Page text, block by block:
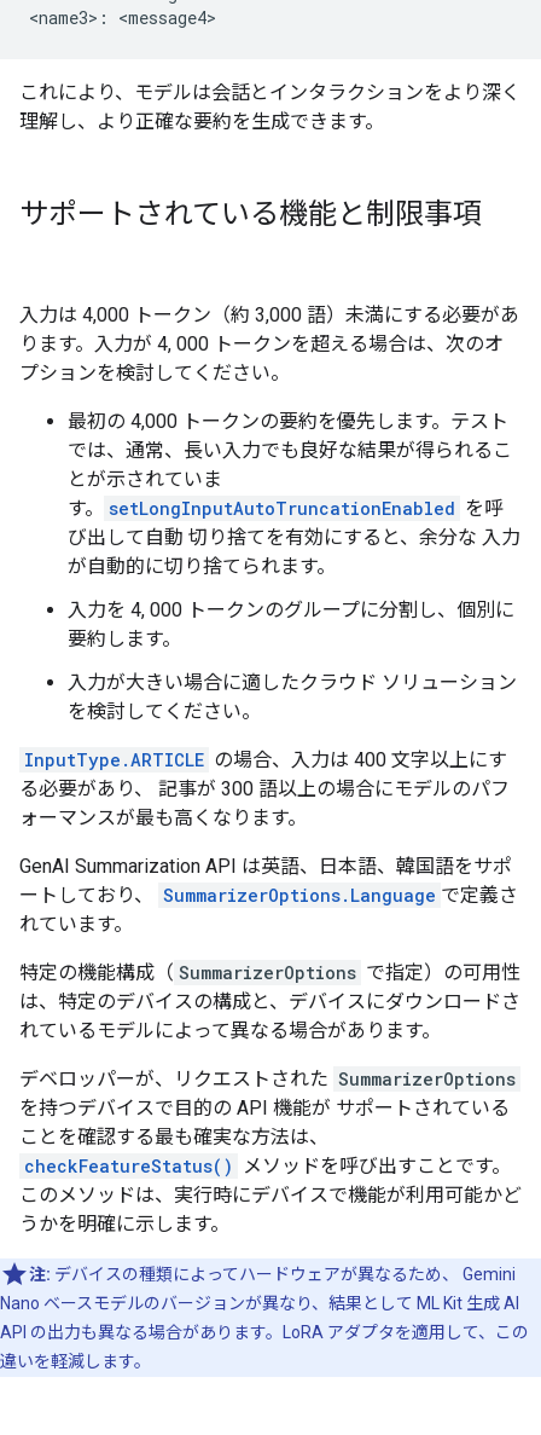
これにより、モデルは会話とインタラクションをより深く
理解し、より正確な要約を生成できます。
サポートされている機能と制限事項
入力は 4,000 トークン（約 3,000 語）未満にする必要があ
ります。入力が 4, 000 トークンを超える場合は、次のオ
プションを検討してください。
最初の 4,000 トークンの要約を優先します。テスト
では、通常、長い入力でも良好な結果が得られるこ
とが示されていま
す。
setLongInputAutoTruncationEnabled を呼
び出して自動 切り捨てを有効にすると、余分な 入力
が自動的に切り捨てられます。
入力を 4, 000 トークンのグループに分割し、個別に
要約します。
入力が大きい場合に適したクラウド ソリューション
を検討してください。
InputType.ARTICLE の場合、入力は 400 文字以上にす
る必要があり、 記事が 300 語以上の場合にモデルのパフ
ォーマンスが最も高くなります。
GenAI Summarization API は英語、日本語、韓国語をサポ
ートしており、
SummarizerOptions.Language で定義さ
れています。
特定の機能構成（ SummarizerOptions で指定）の可用性
は、特定のデバイスの構成と、デバイスにダウンロードさ
れているモデルによって異なる場合があります。
デベロッパーが、リクエストされた SummarizerOptions
を持つデバイスで目的の API 機能が サポートされている
ことを確認する最も確実な方法は、
checkFeatureStatus()
メソッドを呼び出すことです。
このメソッドは、実行時にデバイスで機能が利用可能かど
うかを明確に示します。
注: デバイスの種類によってハードウェアが異なるため、 Gemini
Nano ベースモデルのバージョンが異なり、結果として ML Kit 生成 AI
API の出力も異なる場合があります。LoRA アダプタを適用して、この
違いを軽減します。